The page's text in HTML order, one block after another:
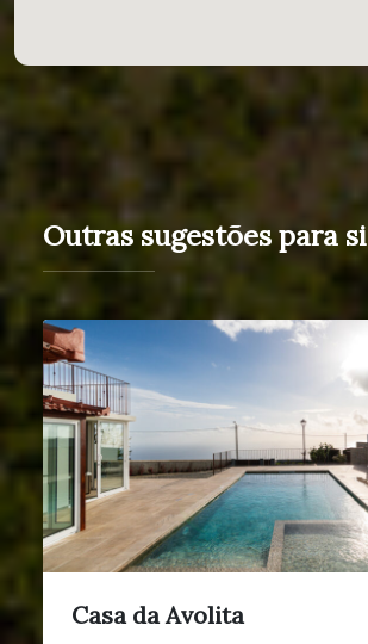
Outras sugestões para si
Casa da Avolita